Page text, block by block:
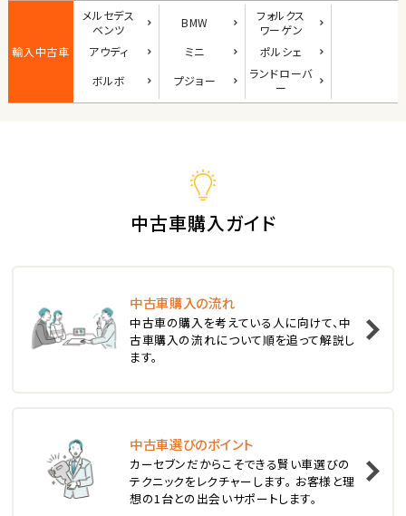
2
ロードスター
ホンダ
S660
1位
2位
スバル
レガシィツーリングワゴン
輸入中古車
メルセデス
ベンツ
BMW
フォルクス
ワーゲン
アウディ
ミニ
ポルシェ
ボルボ
プジョー ランドローバ
ー
中古車購入ガイド
中古車購入の流れ
中古車の購入を考えている人に向けて、中
古車購入の流れについて順を追って解説し
ます。
中古車選びのポイント
カーセブンだからこそできる賢い車選びの
テクニックをレクチャーします。 お客様と理
想の1台との出会いサポートします。